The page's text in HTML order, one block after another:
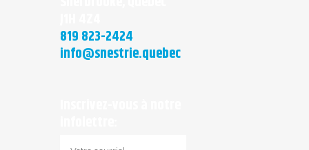
819 823-2424
info@snestrie.quebec